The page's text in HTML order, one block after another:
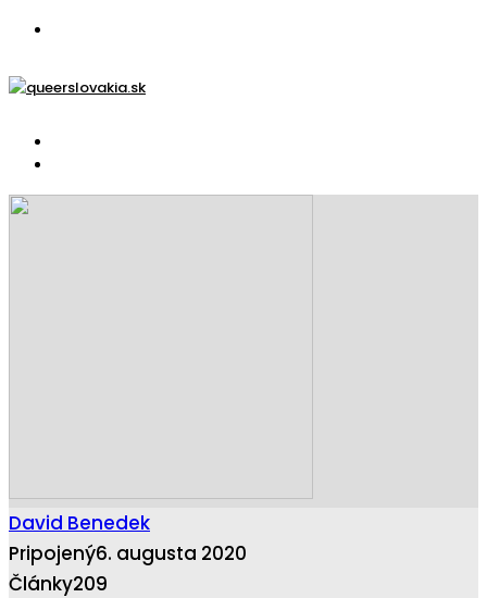
David Benedek
Pripojený6. augusta 2020
Články209